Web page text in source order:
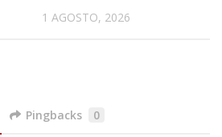
1 AGOSTO, 2026
Pingbacks 0